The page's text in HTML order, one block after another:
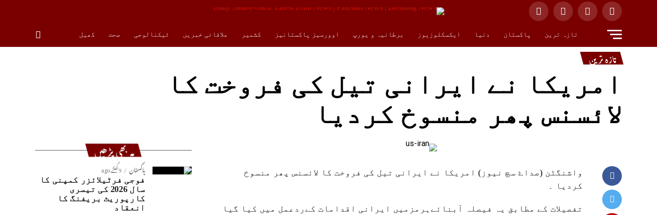
تازہ ترین پاکستان دنیا ایکسکلوزیوز برطانیہ و یورپ اوورسیز پاکستانیز کشمیر علاقائی خبریں ٹیکنالوجی صحت کھیل
تازہ ترین
امریکا نے ایرانی تیل کی فروخت کا
لائسنس پھر منسوخ کردیا
واشنگٹن (صداۓ سچ نیوز) امریکا نے ایرانی تیل کی فروخت کا لائسنس پھر منسوخ
کردیا ۔
تفصیلات کے مطابق یہ فیصلہ آبنائےہرمزمیں ایرانی اقدامات کےردعمل میں کیا گیا
یہ بھی پڑھیں
پاکستان 9 گھنٹے ago
فوجی فرٹیلائزر کمپنی کا
سال 2026 کی تیسری
کارپوریٹ بریفنگ کا
انعقاد